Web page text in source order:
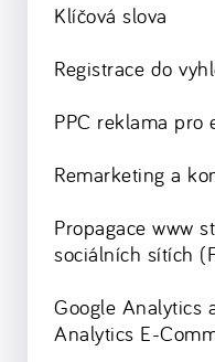
Klíčová slova
Registrace do
PPC reklama pro
Remarketing a
Propagace www
sociálních sítích
Google Analytics
Analytics E-